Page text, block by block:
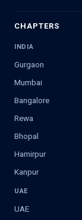
CHAPTERS
INDIA
Gurgaon
Mumbai
Bangalore
Rewa
Bhopal
Hamirpur
Kanpur
UAE
UAE